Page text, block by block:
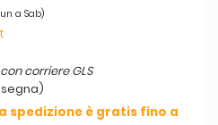
a Sab)
corriere GLS
spedizione è gratis fino a